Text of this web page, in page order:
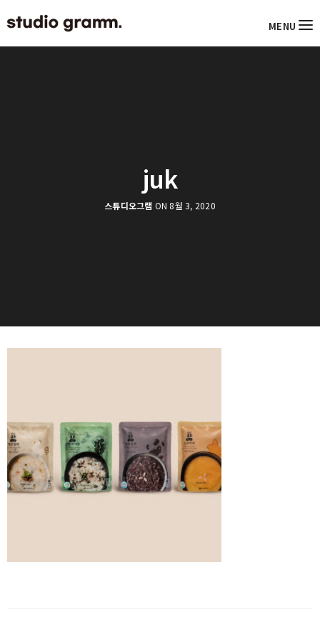
MENU
juk
스튜디오그램 ON 8월 3, 2020